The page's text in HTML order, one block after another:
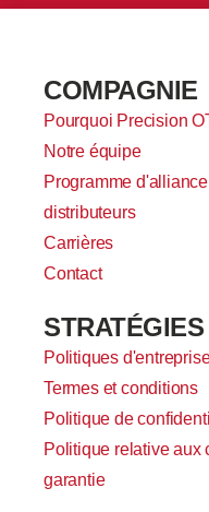
COMPAGNIE
Pourquoi Precision
Notre équipe
Programme
distributeurs
Carrières
Contact
STRATÉGIES
Politiques
Termes et conditions
Politique de
Politique relative aux
garantie